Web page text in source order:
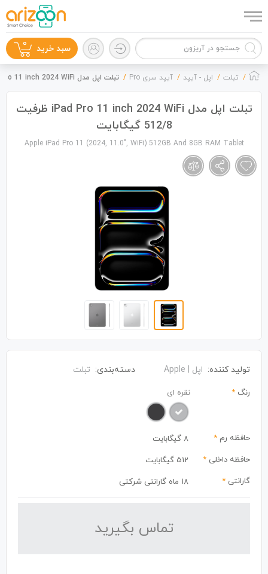
سبد خرید 0
تبلت اپل - آیپد آیپد سری Pro تبلت اپل مدل iPad Pro 11 inch 2024 WiFi ظرفیت 512/8 گیگابایت
تبلت اپل مدل iPad Pro 11 inch 2024 WiFi ظرفیت
512/8 گیگابایت
Apple iPad Pro 11 (2024, 11.0", WiFi) 512GB And 8GB RAM Tablet
تولید کننده: اپل | Apple دسته‌بندی: تبلت
رنگ * نقره ای
حافظه رم *
8 گیگابایت
حافظه داخلی *
512 گیگابایت
گارانتی * 18 ماه گارانتی شرکتی
تماس بگیرید